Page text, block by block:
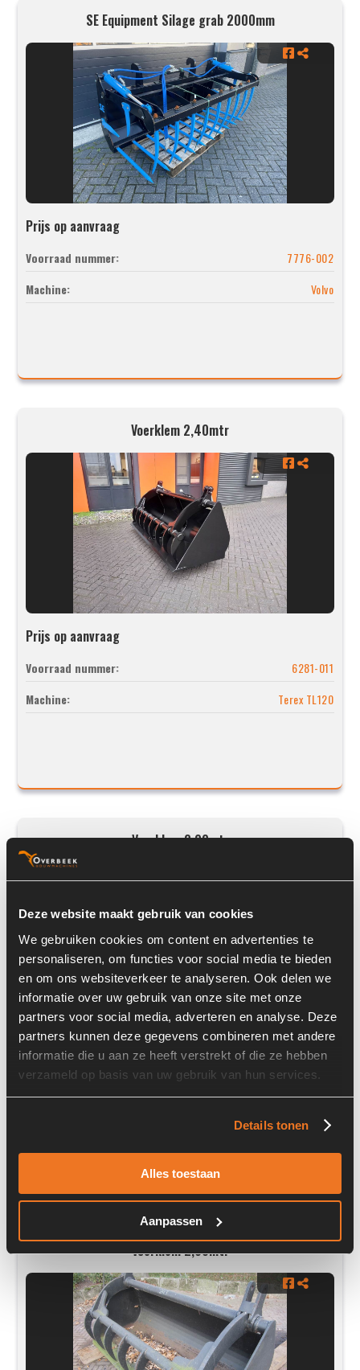
Deze website maakt gebruik van cookies
We gebruiken cookies om content en advertenties te
personaliseren, om functies voor social media te bieden
en om ons websiteverkeer te analyseren. Ook delen we
informatie over uw gebruik van onze site met onze
partners voor social media, adverteren en analyse. Deze
partners kunnen deze gegevens combineren met andere
informatie die u aan ze heeft verstrekt of die ze hebben
verzameld op basis van uw gebruik van hun services.
Details tonen
Alles toestaan
Aanpassen
SE Equipment Silage grab 2000mm
Prijs op aanvraag
Voorraad nummer:
7776-002
Machine:
Volvo
Voerklem 2,40mtr
Prijs op aanvraag
Voorraad nummer:
6281-011
Machine:
Terex TL120
Voerklem 2,00mtr
Prijs op aanvraag
Voorraad nummer: 552
Voerklem 2,00mtr